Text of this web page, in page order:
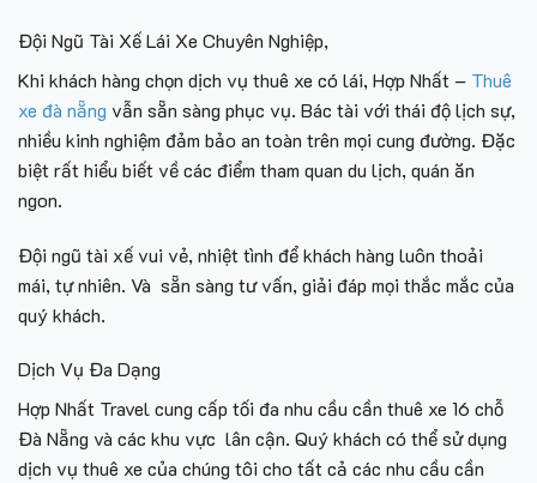
Đội Ngũ Tài Xế Lái Xe Chuyên Nghiệp,
Khi khách hàng chọn dịch vụ thuê xe có lái, Hợp Nhất – Thuê
xe đà nẵng vẫn sẵn sàng phục vụ. Bác tài với thái độ lịch sự,
nhiều kinh nghiệm đảm bảo an toàn trên mọi cung đường. Đặc
biệt rất hiểu biết về các điểm tham quan du lịch, quán ăn
ngon.
Đội ngũ tài xế vui vẻ, nhiệt tình để khách hàng luôn thoải
mái, tự nhiên. Và sẵn sàng tư vấn, giải đáp mọi thắc mắc của
quý khách.
Dịch Vụ Đa Dạng
Hợp Nhất Travel cung cấp tối đa nhu cầu cần thuê xe 16 chỗ
Đà Nẵng và các khu vực lân cận. Quý khách có thể sử dụng
dịch vụ thuê xe của chúng tôi cho tất cả các nhu cầu cần